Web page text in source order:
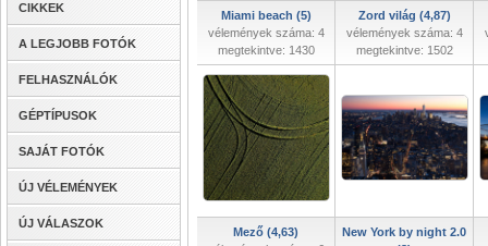
CIKKEK
A LEGJOBB FOTÓK
FELHASZNÁLÓK
GÉPTÍPUSOK
SAJÁT FOTÓK
ÚJ VÉLEMÉNYEK
ÚJ VÁLASZOK
Miami beach (5)
vélemények száma: 4
megtekintve: 1430
Zord világ (4,87)
vélemények száma: 4
megtekintve: 1502
Mező (4,63)
New York by night 2.0